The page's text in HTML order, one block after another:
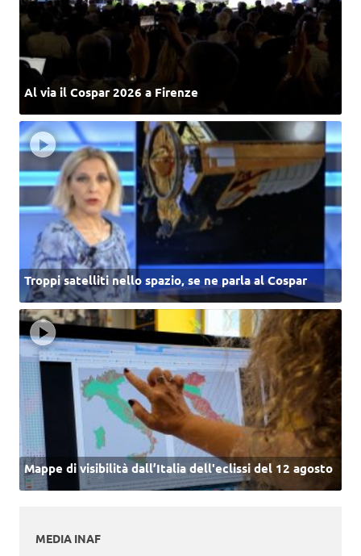
Al via il Cospar 2026 a Firenze
Troppi satelliti nello spazio, se ne parla al Cospar
Mappe di visibilità dall’Italia dell'eclissi del 12 agosto
MEDIA INAF